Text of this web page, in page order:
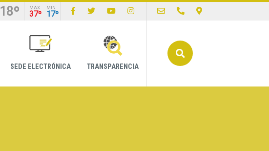
18º MAX
37º
MIN
17º
SEDE ELECTRÓNICA TRANSPARENCIA